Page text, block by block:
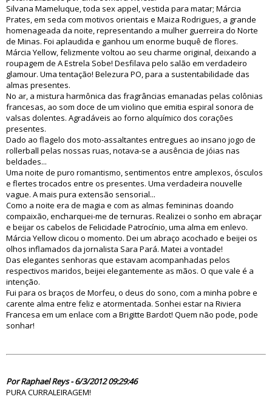
Silvana Mameluque, toda sex appel, vestida para matar; Márcia
Prates, em seda com motivos orientais e Maiza Rodrigues, a grande
homenageada da noite, representando a mulher guerreira do Norte
de Minas. Foi aplaudida e ganhou um enorme buquê de flores.
Márcia Yellow, felizmente voltou ao seu charme original, deixando a
roupagem de A Estrela Sobe! Desfilava pelo salão em verdadeiro
glamour. Uma tentação! Belezura PO, para a sustentabilidade das
almas presentes.
No ar, a mistura harmônica das fragrâncias emanadas pelas colônias
francesas, ao som doce de um violino que emitia espiral sonora de
valsas dolentes. Agradáveis ao forno alquímico dos corações
presentes.
Dado ao flagelo dos moto-assaltantes entregues ao insano jogo de
rollerball pelas nossas ruas, notava-se a ausência de jóias nas
beldades...
Uma noite de puro romantismo, sentimentos entre amplexos, ósculos
e flertes trocados entre os presentes. Uma verdadeira nouvelle
vague. A mais pura extensão sensorial...
Como a noite era de magia e com as almas femininas doando
compaixão, encharquei-me de ternuras. Realizei o sonho em abraçar
e beijar os cabelos de Felicidade Patrocínio, uma alma em enlevo.
Márcia Yellow clicou o momento. Dei um abraço acochado e beijei os
olhos inflamados da jornalista Sara Pará. Matei a vontade!
Das elegantes senhoras que estavam acompanhadas pelos
respectivos maridos, beijei elegantemente as mãos. O que vale é a
intenção.
Fui para os braços de Morfeu, o deus do sono, com a minha pobre e
carente alma entre feliz e atormentada. Sonhei estar na Riviera
Francesa em um enlace com a Brigitte Bardot! Quem não pode, pode
sonhar!
Por Raphael Reys - 6/3/2012 09:29:46
PURA CURRALEIRAGEM!